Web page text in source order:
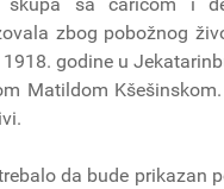
skupa sa caricom i
zbog pobožnog
godine u
Matildom
da bude prikazan